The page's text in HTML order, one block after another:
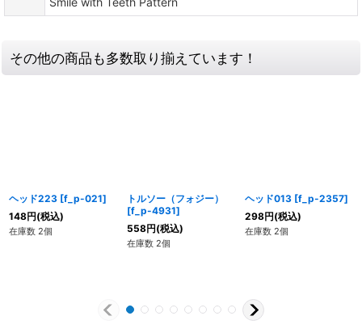
その他の商品も多数取り揃えています！
ヘッド223 [f_p-021]
148円(税込)
在庫数 2個
トルソー（フォジー）
[f_p-4931]
558円(税込)
在庫数 2個
ヘッド013 [f_p-2357]
298円(税込)
在庫数 2個